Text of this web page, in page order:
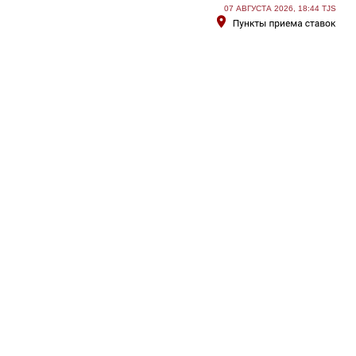
07 АВГУСТА 2026, 18:44 TJS